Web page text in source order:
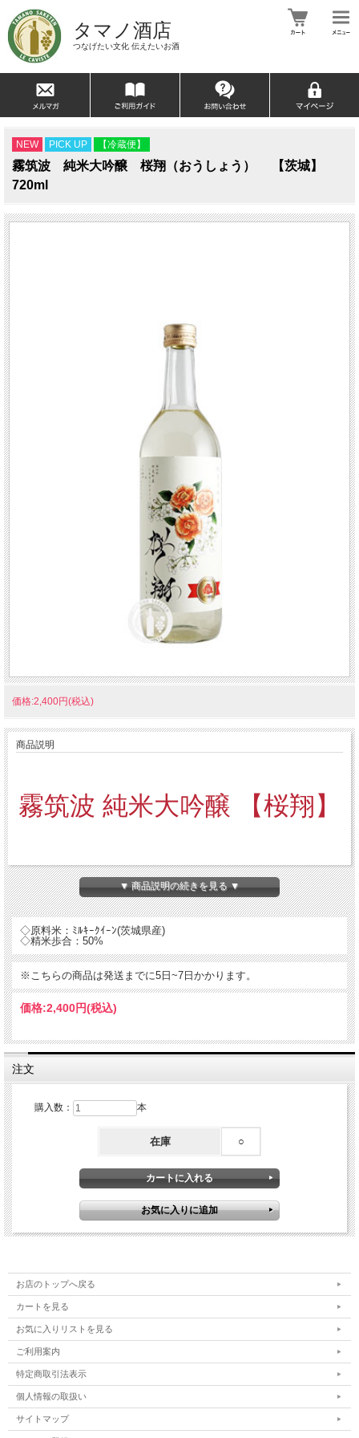
タマノ酒店
つなげたい文化 伝えたいお酒
NEW PICK UP 【冷蔵便】
霧筑波 純米大吟醸 桜翔（おうしょう） 【茨城】
720ml
価格:2,400円(税込)
商品説明
霧筑波 純米大吟醸 【桜翔】
茨城県阿見町産のミルキークイーンを、東京農業大学がバラ【プリンセス・ミチ
コ】から分離した酵母を使用し醸造しました。
ミルキークイーンならではの芳醇な甘みと、バラを想わせる華やかでフルーティー
ミルキークイーンの「モチモチ感」は食べる際の美味しさに繋がりますが、酒造適
正が低く、酒造りに用いている蔵は全国でもほとんどありません。
しかし芳醇な甘みを活かした特徴的な日本酒を造ることができます。
ワイングラスでお召し上がりいただければ、華やかでフルーティーな香りをより一
▼ 商品説明の続きを見る ▼
◇原料米：ﾐﾙｷｰｸｲｰﾝ(茨城県産)
◇精米歩合：50%
※こちらの商品は発送までに5日~7日かかります。
価格:2,400円(税込)
注文
購入数： 本
在庫 ○
お店のトップへ戻る
カートを見る
お気に入りリストを見る
ご利用案内
特定商取引法表示
個人情報の取扱い
サイトマップ